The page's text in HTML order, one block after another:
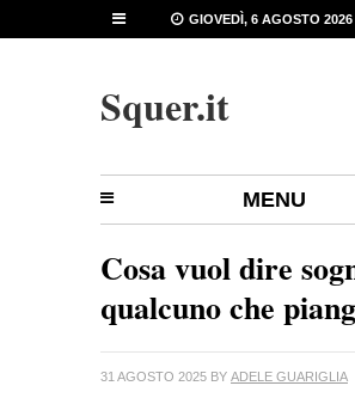
GIOVEDÌ, 6 AGOSTO 2026
Squer.it
MENU
Cosa vuol dire
qualcuno che
31 AGOSTO 2025 BY ADELE GUARIGLIA